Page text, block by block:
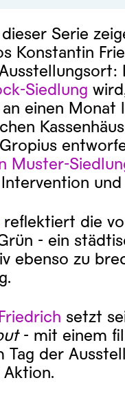
dieser Serie
Konstantin
Siedlung
einen Monat
Muster-
reflektiert die
- ein
ebenso zu
setzt
- mit einem
Tag der